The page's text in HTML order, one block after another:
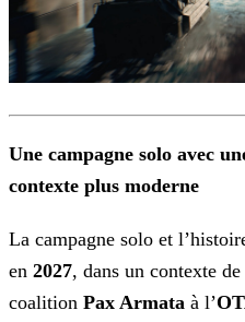
Une campagne solo avec
contexte plus moderne
La campagne solo et
en 2027, dans un contexte de
coalition Pax Armata à l’